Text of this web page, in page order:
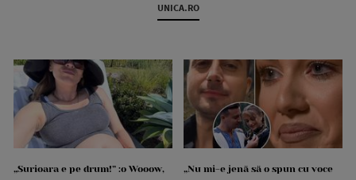
UNICA.RO
„Surioara e pe drum!” :o Wooow,
„Nu mi-e jenă să o spun cu voce